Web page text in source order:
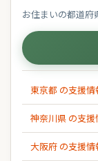
お住まいの都道府
東京都 の支援情
神奈川県 の支援
大阪府 の支援情